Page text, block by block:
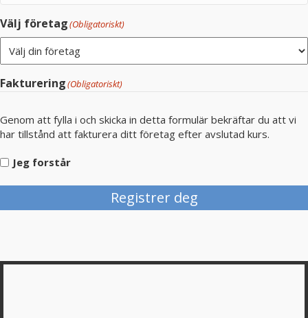
Välj företag(Obligatoriskt)
Fakturering(Obligatoriskt)
Genom att fylla i och skicka in detta formulär bekräftar du att vi
har tillstånd att fakturera ditt företag efter avslutad kurs.
Jeg forstår
Registrer deg